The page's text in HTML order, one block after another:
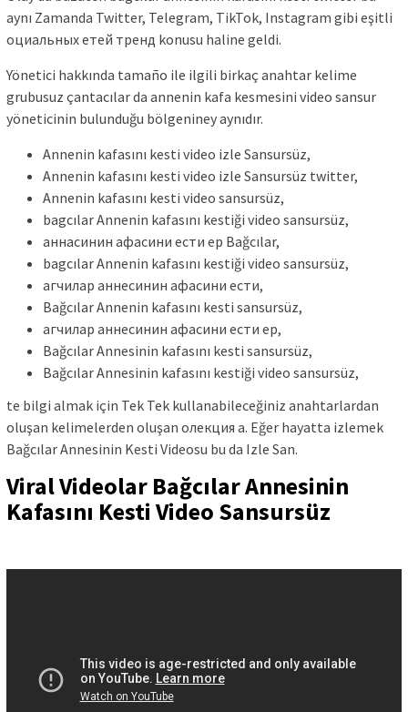
aynı Zamanda Twitter, Telegram, TikTok, Instagram gibi eşitli
оциальных етей тренд konusu haline geldi.
Yönetici hakkında tamaño ile ilgili birkaç anahtar kelime
grubusuz çantacılar da annenin kafa kesmesini video sansur
yöneticinin bulunduğu bölgeniney aynıdır.
Annenin kafasını kesti video izle Sansursüz,
Annenin kafasını kesti video izle Sansursüz twitter,
Annenin kafasını kesti video sansursüz,
bagcılar Annenin kafasını kestiği video sansursüz,
аннасинин афасини ести ер Bağcılar,
bagcılar Annenin kafasını kestiği video sansursüz,
агчилар аннесинин афасини ести,
Bağcılar Annenin kafasını kesti sansursüz,
агчилар аннесинин афасини ести ер,
Bağcılar Annesinin kafasını kesti sansursüz,
Bağcılar Annesinin kafasını kestiği video sansursüz,
te bilgi almak için Tek Tek kullanabileceğiniz anahtarlardan
oluşan kelimelerden oluşan олекция а. Eğer hayatta izlemek
Bağcılar Annesinin Kesti Videosu bu da Izle San.
Viral Videolar Bağcılar Annesinin
Kafasını Kesti Video Sansursüz